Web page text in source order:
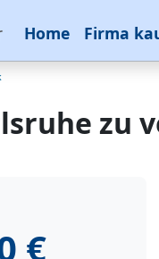
Home Firma
zu
€